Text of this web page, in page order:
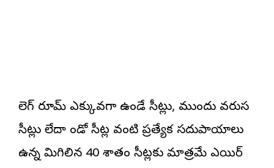
లెగ్ రూమ్ ఎక్కువగా ఉండే సీట్లు, ముందు వరుస
సీట్లు లేదా విండో సీట్ల వంటి ప్రత్యేక సదుపాయాలు
ఉన్న మిగిలిన 40 శాతం సీట్లకు మాత్రమే ఎయిర్‌